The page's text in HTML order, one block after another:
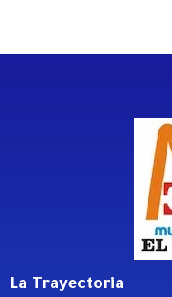
La Trayectoria